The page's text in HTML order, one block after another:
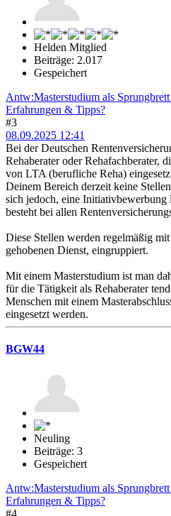
Helden Mitglied
Beiträge: 2.017
Gespeichert
Antw:Masterstudium als
Erfahrungen & Tipps?
#3
08.09.2025 12:41
Bei der Deutschen
Rehaberater oder Rehafachberater,
von LTA (berufliche Reha)
Deinem Bereich derzeit keine
sich jedoch, eine Initiativbewerbung
besteht bei allen
Diese Stellen werden regelmäßig
gehobenen Dienst, eingruppiert.
Mit einem Masterstudium ist man
für die Tätigkeit als Rehaberater
Menschen mit einem
eingesetzt werden.
BGW44
Neuling
Beiträge: 3
Gespeichert
Antw:Masterstudium als
Erfahrungen & Tipps?